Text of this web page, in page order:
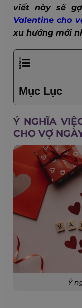
viết này sẽ
Valentine cho
xu hướng mới
Mục Lục
Ý NGHĨA
CHO VỢ
Ý